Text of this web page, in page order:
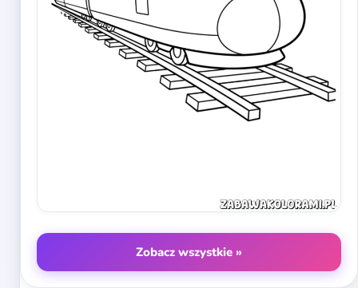
Zobacz wszystkie »